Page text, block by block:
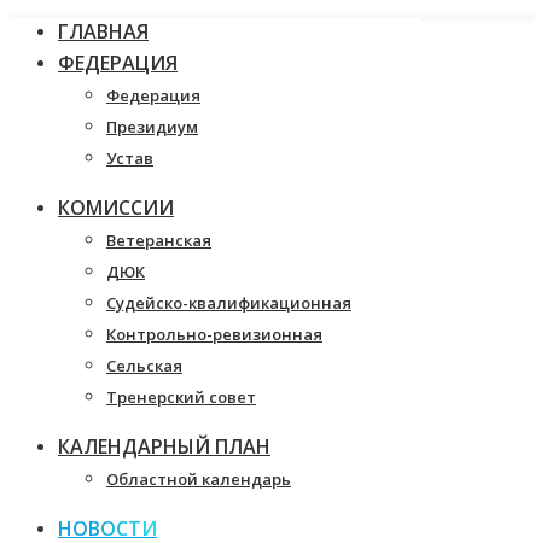
ГЛАВНАЯ
ФЕДЕРАЦИЯ
Федерация
Президиум
Устав
КОМИССИИ
Ветеранская
ДЮК
Судейско-квалификационная
Контрольно-ревизионная
Сельская
Тренерский совет
КАЛЕНДАРНЫЙ ПЛАН
Областной календарь
НОВОСТИ